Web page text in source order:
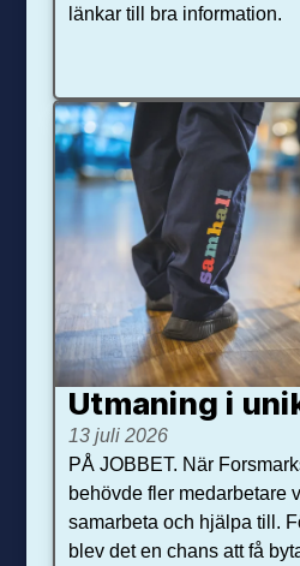
länkar till bra information.
Utmaning i
13 juli 2026
PÅ JOBBET. När
behövde fler medarbetare
samarbeta och hjälpa till.
blev det en chans att få